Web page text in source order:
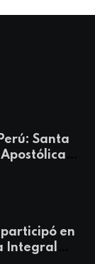
Santa
en
Integral